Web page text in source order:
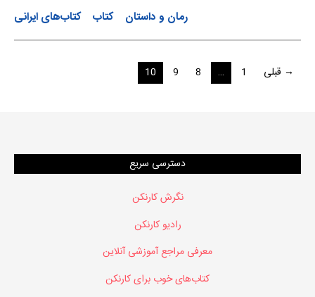
رمان و داستان کتاب کتاب‌های ایرانی
راهبری
→ قبلی 1
…
8
9
10
دسترسی سریع
نگرش کارنکن
رادیو کارنکن
معرفی مراجع آموزشی آنلاین
کتاب‌های خوب برای کارنکن